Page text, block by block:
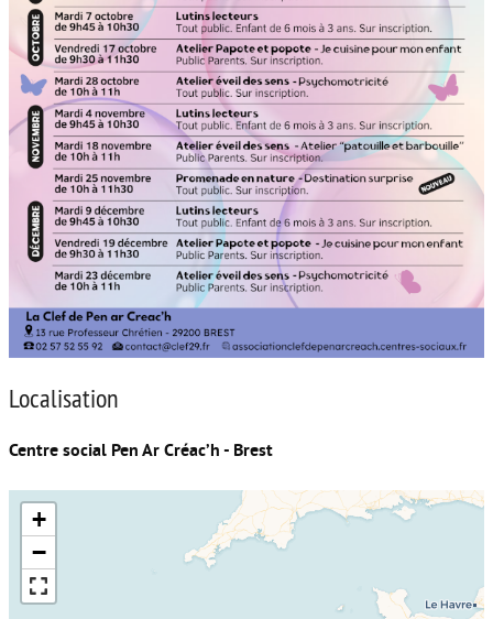
Localisation
Centre social Pen Ar Créac’h - Brest
+
−